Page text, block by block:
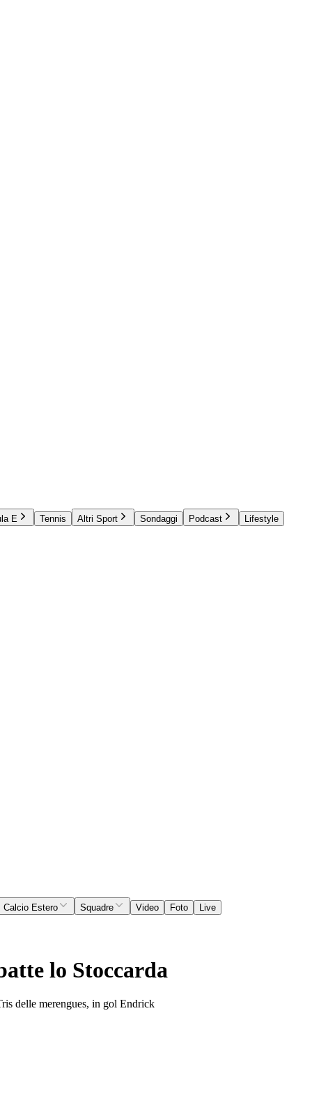
E Tennis Altri Sport Sondaggi Podcast Lifestyle
Calcio Estero Squadre Video Foto Live
lo Stoccarda
delle merengues, in gol Endrick